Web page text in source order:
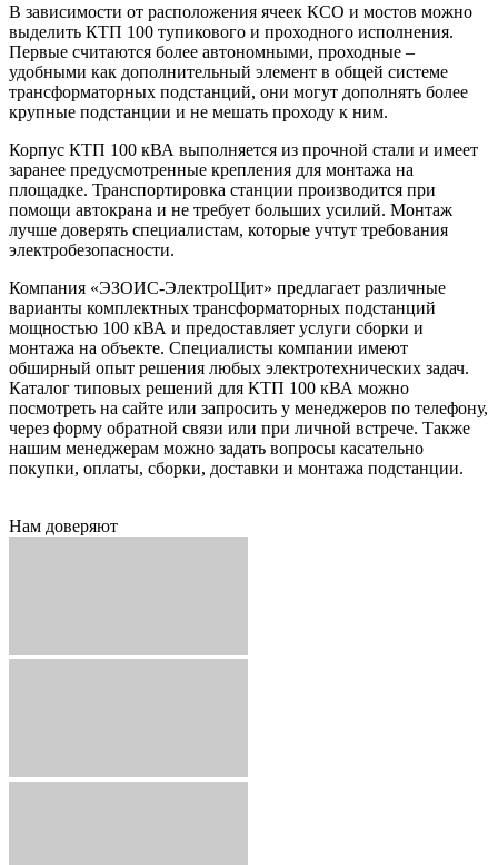
В зависимости от расположения ячеек КСО и мостов можно
выделить КТП 100 тупикового и проходного исполнения.
Первые считаются более автономными, проходные –
удобными как дополнительный элемент в общей системе
трансформаторных подстанций, они могут дополнять более
крупные подстанции и не мешать проходу к ним.
Корпус КТП 100 кВА выполняется из прочной стали и имеет
заранее предусмотренные крепления для монтажа на
площадке. Транспортировка станции производится при
помощи автокрана и не требует больших усилий. Монтаж
лучше доверять специалистам, которые учтут требования
электробезопасности.
Компания «ЭЗОИС-ЭлектроЩит» предлагает различные
варианты комплектных трансформаторных подстанций
мощностью 100 кВА и предоставляет услуги сборки и
монтажа на объекте. Специалисты компании имеют
обширный опыт решения любых электротехнических задач.
Каталог типовых решений для КТП 100 кВА можно
посмотреть на сайте или запросить у менеджеров по телефону,
через форму обратной связи или при личной встрече. Также
нашим менеджерам можно задать вопросы касательно
покупки, оплаты, сборки, доставки и монтажа подстанции.
Нам доверяют